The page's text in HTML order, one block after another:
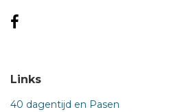
Links
40 dagentijd en Pasen